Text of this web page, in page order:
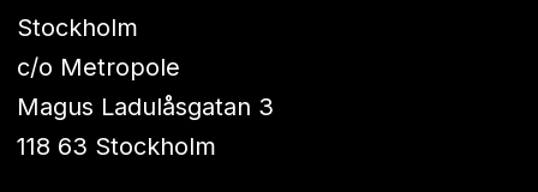
Stockholm
c/o Metropole
Magus Ladulåsgatan 3
118 63 Stockholm